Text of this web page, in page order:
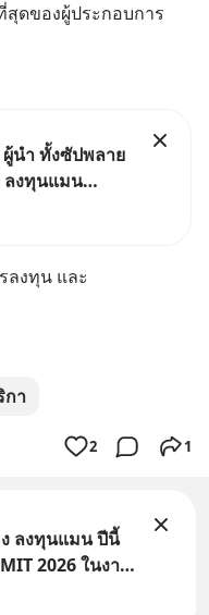
สุดของผู้ประกอบการ
นำ ทั้งซัปพลาย
ลงทุนแมน
ผู้นำเน้น ๆ ใน
รงงานผลิตชิป
ดล
ลงทุน และ
กา
2 1
ลงทุนแมน ปีนี้
2026 ในงาน
Dr.PONG,